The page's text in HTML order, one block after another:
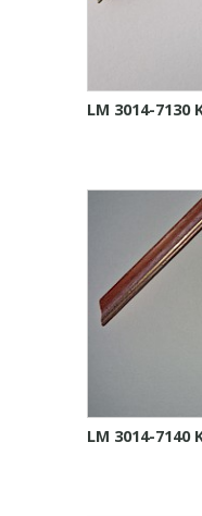
LM 3014-7130
LM 3014-7140